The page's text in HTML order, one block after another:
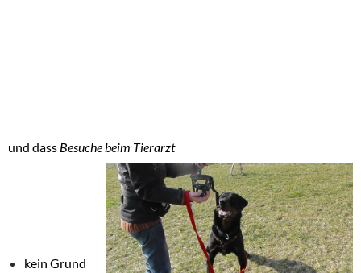
und dass Besuche beim Tierarzt
kein Grund